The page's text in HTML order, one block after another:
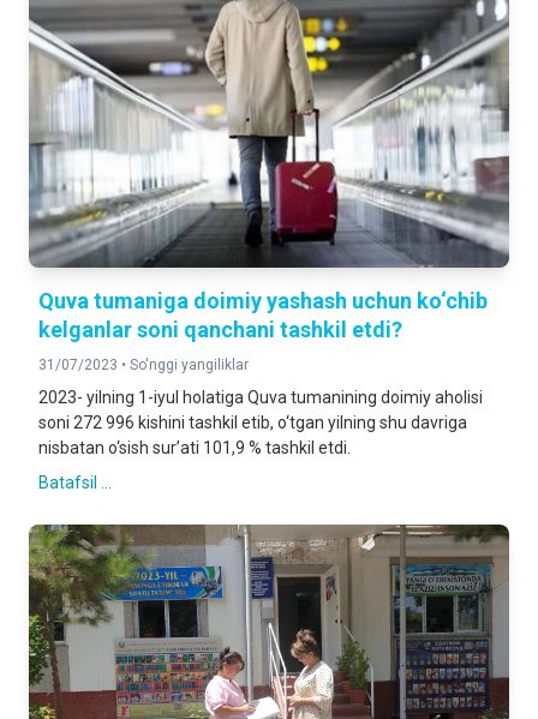
Quva tumaniga doimiy yashash uchun ko‘chib
kelganlar soni qanchani tashkil etdi?
31/07/2023 • So'nggi yangiliklar
2023- yilning 1-iyul holatiga Quva tumanining doimiy aholisi
soni 272 996 kishini tashkil etib, o‘tgan yilning shu davriga
nisbatan o‘sish sur’ati 101,9 % tashkil etdi.
Batafsil ...